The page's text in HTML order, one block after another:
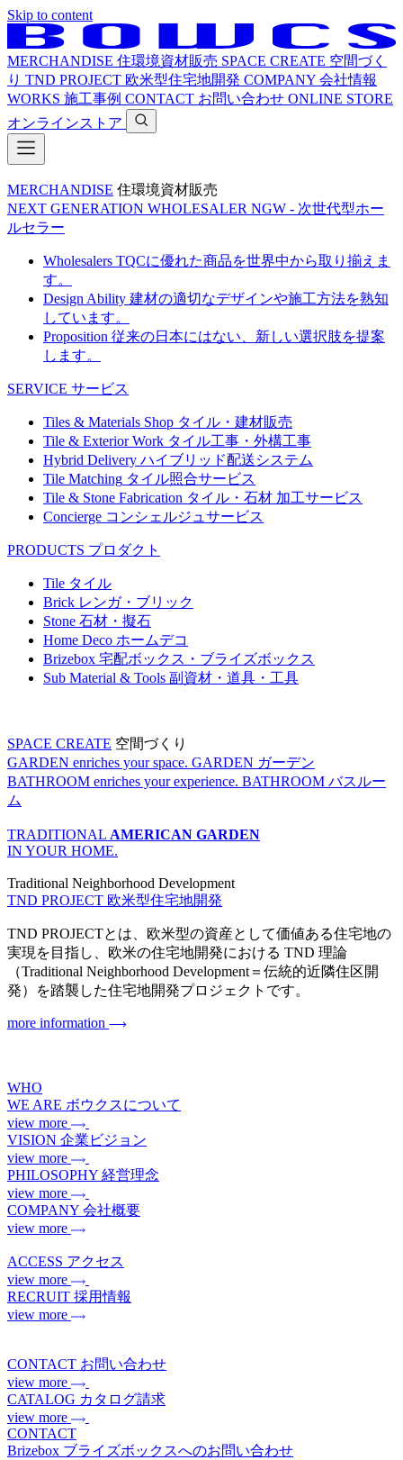
Skip to content
MERCHANDISE 住環境資材販売 SPACE CREATE 空間づく
り TND PROJECT 欧米型住宅地開発 COMPANY 会社情報
WORKS 施工事例 CONTACT お問い合わせ ONLINE STORE
オンラインストア
MERCHANDISE 住環境資材販売
NEXT GENERATION WHOLESALER NGW - 次世代型ホー
ルセラー
Wholesalers TQCに優れた商品を世界中から取り揃えま
す。
Design Ability 建材の適切なデザインや施工方法を熟知
しています。
Proposition 従来の日本にはない、新しい選択肢を提案
します。
SERVICE サービス
Tiles & Materials Shop タイル・建材販売
Tile & Exterior Work タイル工事・外構工事
Hybrid Delivery ハイブリッド配送システム
Tile Matching タイル照合サービス
Tile & Stone Fabrication タイル・石材 加工サービス
Concierge コンシェルジュサービス
PRODUCTS プロダクト
Tile タイル
Brick レンガ・ブリック
Stone 石材・擬石
Home Deco ホームデコ
Brizebox 宅配ボックス・ブライズボックス
Sub Material & Tools 副資材・道具・工具
SPACE CREATE 空間づくり
GARDEN enriches your space. GARDEN ガーデン
BATHROOM enriches your experience. BATHROOM バスルー
ム
TRADITIONAL AMERICAN GARDEN
IN YOUR HOME.
Traditional Neighborhood Development
TND PROJECT 欧米型住宅地開発
TND PROJECTとは、欧米型の資産として価値ある住宅地の
実現を目指し、欧米の住宅地開発における TND 理論
（Traditional Neighborhood Development＝伝統的近隣住区開
発）を踏襲した住宅地開発プロジェクトです。
more information
WHO
WE ARE ボウクスについて
view more
VISION 企業ビジョン
view more
PHILOSOPHY 経営理念
view more
COMPANY 会社概要
view more
ACCESS アクセス
view more
RECRUIT 採用情報
view more
CONTACT お問い合わせ
view more
CATALOG カタログ請求
view more
CONTACT
Brizebox ブライズボックスへのお問い合わせ